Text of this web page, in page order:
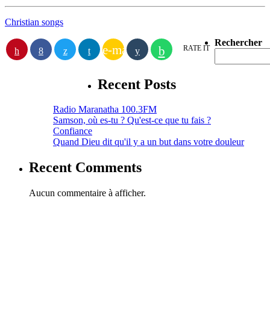
Christian songs
e-mail RATE IT
Rechercher
Recent Posts
Radio Maranatha 100.3FM
Samson, où es-tu ? Qu'est-ce que tu fais ?
Confiance
Quand Dieu dit qu'il y a un but dans votre douleur
Recent Comments
Aucun commentaire à afficher.